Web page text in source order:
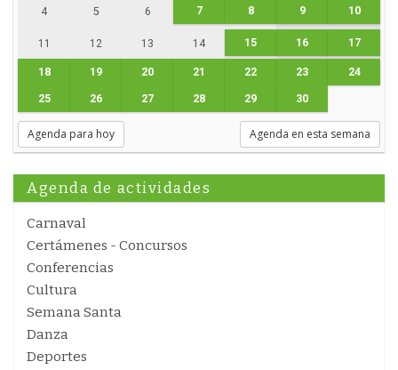
4 5 6 7 8 9 10
11 12 13 14 15 16 17
18 19 20 21 22 23 24
25 26 27 28 29 30
Agenda para hoy Agenda en esta semana
Agenda de actividades
Carnaval
Certámenes - Concursos
Conferencias
Cultura
Semana Santa
Danza
Deportes